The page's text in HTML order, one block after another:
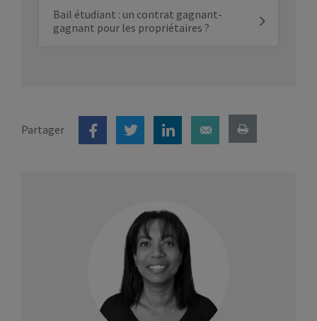
Bail étudiant : un contrat gagnant-
gagnant pour les propriétaires ?
Partager